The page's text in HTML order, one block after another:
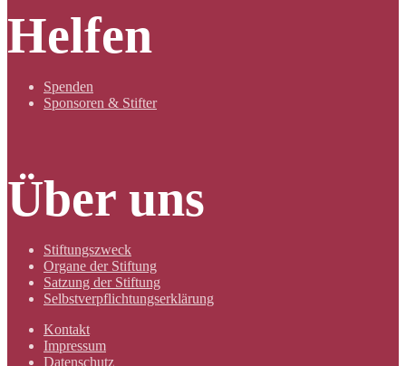
Helfen
Spenden
Sponsoren & Stifter
Über uns
Stiftungszweck
Organe der Stiftung
Satzung der Stiftung
Selbstverpflichtungserklärung
Kontakt
Impressum
Datenschutz